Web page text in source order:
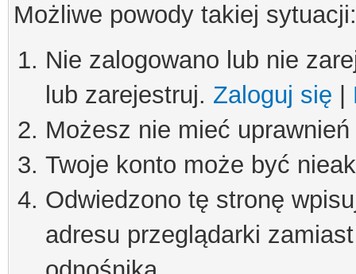
Możliwe powody takiej sytuacji:
Nie zalogowano lub nie
lub zarejestruj. Zaloguj się
Możesz nie mieć
Twoje konto może być
Odwiedzono tę stronę
adresu przeglądarki